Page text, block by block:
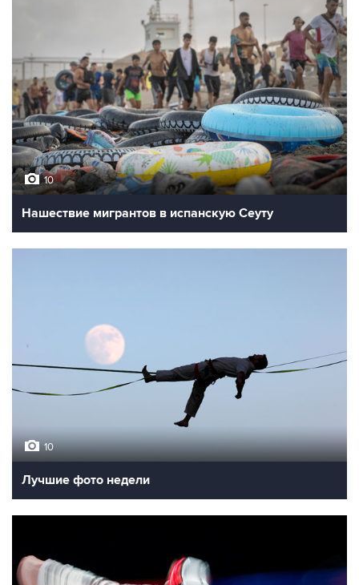
10
Нашествие мигрантов в испанскую Сеуту
10
Лучшие фото недели